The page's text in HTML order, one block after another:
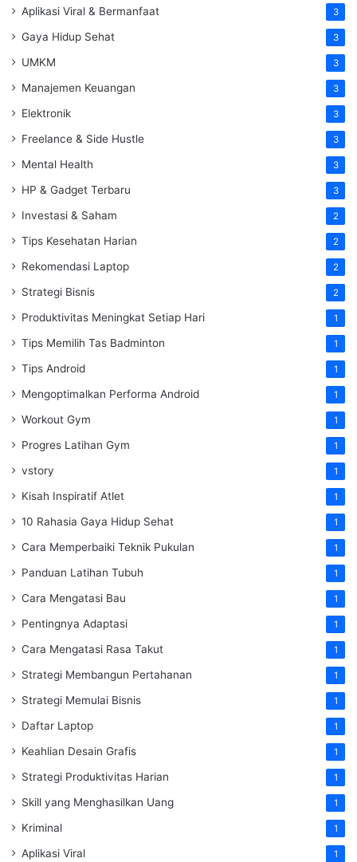
Aplikasi Viral & Bermanfaat 3
Gaya Hidup Sehat 3
UMKM 3
Manajemen Keuangan 3
Elektronik 3
Freelance & Side Hustle 3
Mental Health 3
HP & Gadget Terbaru 3
Investasi & Saham 2
Tips Kesehatan Harian 2
Rekomendasi Laptop 2
Strategi Bisnis 2
Produktivitas Meningkat Setiap Hari 1
Tips Memilih Tas Badminton 1
Tips Android 1
Mengoptimalkan Performa Android 1
Workout Gym 1
Progres Latihan Gym 1
vstory 1
Kisah Inspiratif Atlet 1
10 Rahasia Gaya Hidup Sehat 1
Cara Memperbaiki Teknik Pukulan 1
Panduan Latihan Tubuh 1
Cara Mengatasi Bau 1
Pentingnya Adaptasi 1
Cara Mengatasi Rasa Takut 1
Strategi Membangun Pertahanan 1
Strategi Memulai Bisnis 1
Daftar Laptop 1
Keahlian Desain Grafis 1
Strategi Produktivitas Harian 1
Skill yang Menghasilkan Uang 1
Kriminal 1
Aplikasi Viral 1